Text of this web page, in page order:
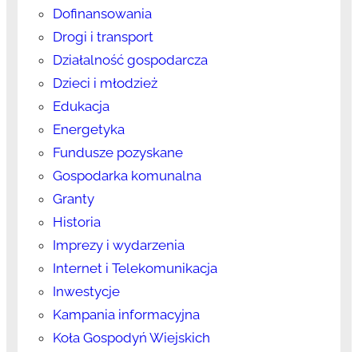
Dofinansowania
Drogi i transport
Działalność gospodarcza
Dzieci i młodzież
Edukacja
Energetyka
Fundusze pozyskane
Gospodarka komunalna
Granty
Historia
Imprezy i wydarzenia
Internet i Telekomunikacja
Inwestycje
Kampania informacyjna
Koła Gospodyń Wiejskich